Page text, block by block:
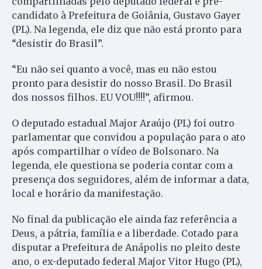
candidato à Prefeitura de Goiânia, Gustavo Gayer
(PL). Na legenda, ele diz que não está pronto para
“desistir do Brasil”.
“Eu não sei quanto a você, mas eu não estou
pronto para desistir do nosso Brasil. Do Brasil
dos nossos filhos. EU VOU!!!!”, afirmou.
O deputado estadual Major Araújo (PL) foi outro
parlamentar que convidou a população para o ato
após compartilhar o vídeo de Bolsonaro. Na
legenda, ele questiona se poderia contar com a
presença dos seguidores, além de informar a data,
local e horário da manifestação.
No final da publicação ele ainda faz referência a
Deus, a pátria, família e a liberdade. Cotado para
disputar a Prefeitura de Anápolis no pleito deste
ano, o ex-deputado federal Major Vitor Hugo (PL),